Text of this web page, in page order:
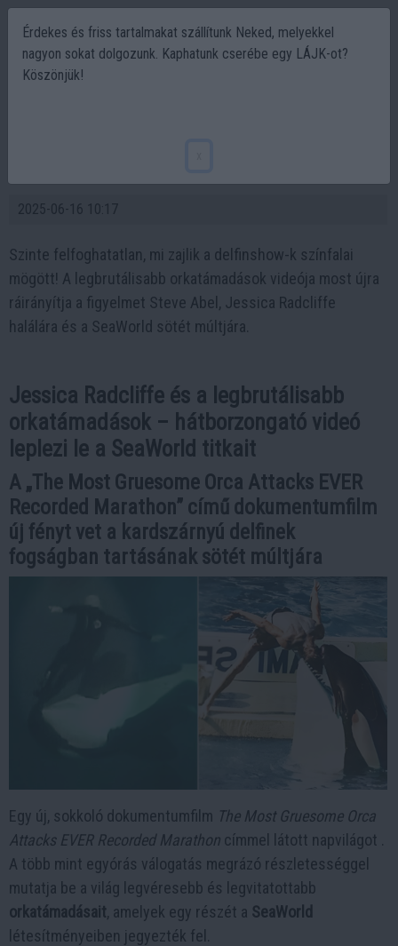
2025-06-16 10:17
Szinte felfoghatatlan, mi zajlik a delfinshow-k színfalai
mögött! A legbrutálisabb orkatámadások videója most újra
ráirányítja a figyelmet Steve Abel, Jessica Radcliffe
halálára és a SeaWorld sötét múltjára.
Jessica Radcliffe és a legbrutálisabb
orkatámadások – hátborzongató videó
leplezi le a SeaWorld titkait
A „The Most Gruesome Orca Attacks EVER
Recorded Marathon” című dokumentumfilm
új fényt vet a kardszárnyú delfinek
fogságban tartásának sötét múltjára
Egy új, sokkoló dokumentumfilm The Most Gruesome Orca
Attacks EVER Recorded Marathon címmel látott napvilágot .
A több mint egyórás válogatás megrázó részletességgel
mutatja be a világ legvéresebb és legvitatottabb
orkatámadásait, amelyek egy részét a SeaWorld
létesítményeiben jegyezték fel.
Érdekes és friss tartalmakat szállítunk Neked, melyekkel
nagyon sokat dolgozunk. Kaphatunk cserébe egy LÁJK-ot?
Köszönjük!